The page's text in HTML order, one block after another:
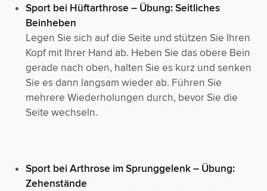
Sport bei Hüftarthrose – Übung: Seitliches
Beinheben
Legen Sie sich auf die Seite und stützen Sie Ihren
Kopf mit Ihrer Hand ab. Heben Sie das obere Bein
gerade nach oben, halten Sie es kurz und senken
Sie es dann langsam wieder ab. Führen Sie
mehrere Wiederholungen durch, bevor Sie die
Seite wechseln.
Sport bei Arthrose imSprunggelenk– Übung:
Zehenstände